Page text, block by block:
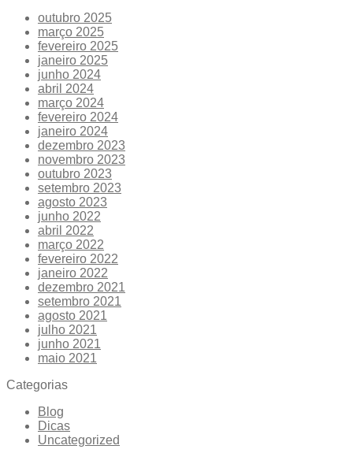
outubro 2025
março 2025
fevereiro 2025
janeiro 2025
junho 2024
abril 2024
março 2024
fevereiro 2024
janeiro 2024
dezembro 2023
novembro 2023
outubro 2023
setembro 2023
agosto 2023
junho 2022
abril 2022
março 2022
fevereiro 2022
janeiro 2022
dezembro 2021
setembro 2021
agosto 2021
julho 2021
junho 2021
maio 2021
Categorias
Blog
Dicas
Uncategorized